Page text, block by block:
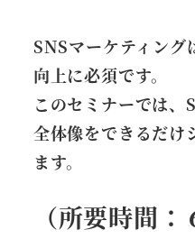
SNSマーケティング
向上に必須です。
このセミナーでは、
全体像をできるだけ
ます。
（所要時間：